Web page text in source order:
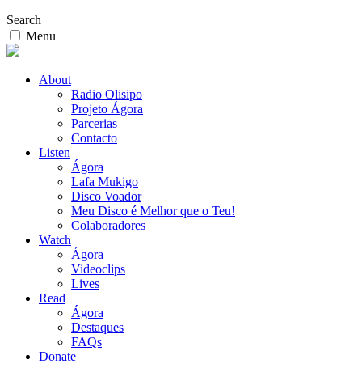
Search
Menu
About
Radio Olisipo
Projeto Ágora
Parcerias
Contacto
Listen
Ágora
Lafa Mukigo
Disco Voador
Meu Disco é Melhor que o Teu!
Colaboradores
Watch
Ágora
Videoclips
Lives
Read
Ágora
Destaques
FAQs
Donate